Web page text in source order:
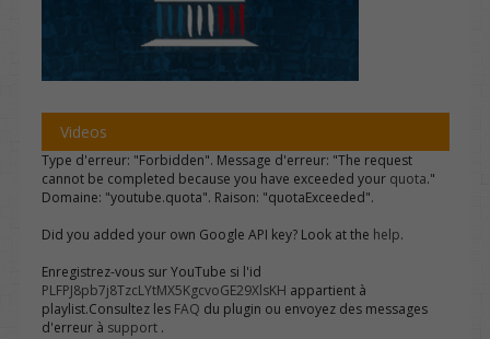
Videos
Type d'erreur: "Forbidden". Message d'erreur: "The request
cannot be completed because you have exceeded your quota."
Domaine: "youtube.quota". Raison: "quotaExceeded".
Did you added your own Google API key? Look at the help.
Enregistrez-vous sur YouTube si l'id
PLFPJ8pb7j8TzcLYtMX5KgcvoGE29XlsKH appartient à
playlist.Consultez les FAQ du plugin ou envoyez des messages
d'erreur à support .